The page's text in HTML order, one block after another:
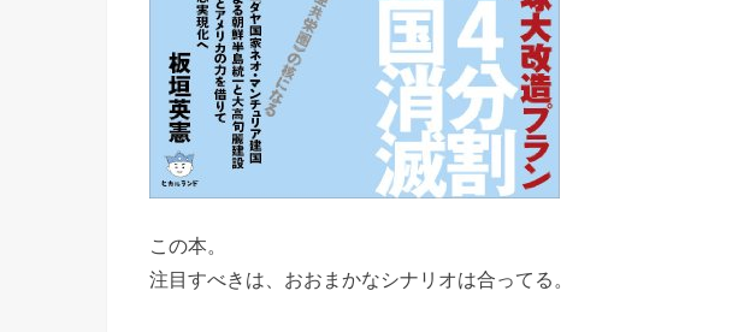
この本。
注目すべきは、おおまかなシナリオは合ってる。